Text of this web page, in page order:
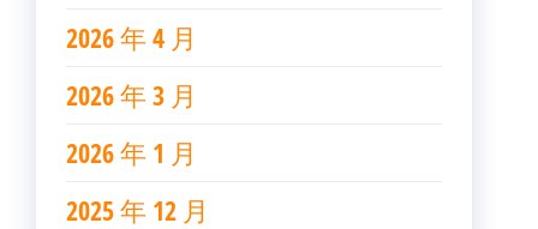
2026 年 4 月
2026 年 3 月
2026 年 1 月
2025 年 12 月